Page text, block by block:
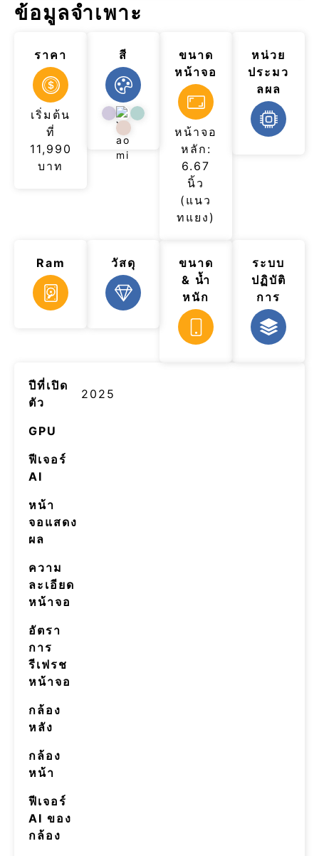
ข้อมูลจำเพาะ
ราคา
เริ่มต้น
ที่
11,990
บาท
สี
ขนาด
หน้าจอ
หน้าจอ
หลัก:
6.67
นิ้ว
(แนว
ทแยง)
หน่วย
ประมว
ลผล
Ram วัสดุ
ขนาด
& น้ำ
หนัก
ระบบ
ปฏิบัติ
การ
ปีที่เปิด
ตัว
2025
GPU
ฟีเจอร์
AI
หน้า
จอแสดง
ผล
ความ
ละเอียด
หน้าจอ
อัตรา
การ
รีเฟรช
หน้าจอ
กล้อง
หลัง
กล้อง
หน้า
ฟีเจอร์
AI ของ
กล้อง